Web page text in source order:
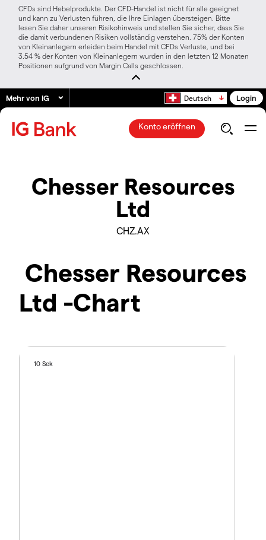
CFDs sind Hebelprodukte. Der CFD-Handel ist nicht für alle geeignet
und kann zu Verlusten führen, die Ihre Einlagen übersteigen. Bitte
lesen Sie daher unseren Risikohinweis und stellen Sie sicher, dass Sie
die damit verbundenen Risiken vollständig verstehen. 75% der Konten
von Kleinanlegern erleiden beim Handel mit CFDs Verluste, und bei
3.54 % der Konten von Kleinanlegern wurden in den letzten 12 Monaten
Positionen aufgrund von Margin Calls geschlossen.
Mehr von IG Deutsch Login
Konto eröffnen
Chesser Resources
Ltd
CHZ.AX
Chesser Resources
Ltd -Chart
10 Sek